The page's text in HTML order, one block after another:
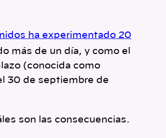
ha experimentado 20
más de un día, y como el
(conocida como
30 de septiembre de
son las consecuencias.